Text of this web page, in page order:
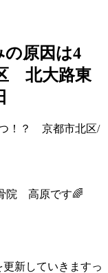
原因は4
北大路東
院 高原です🌈
新していきますっ